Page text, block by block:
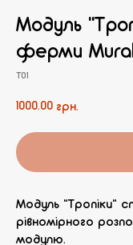
Модуль
ферми
T01
1000.00 грн.
Модуль "Тропіки"
рівномірного
модулю.